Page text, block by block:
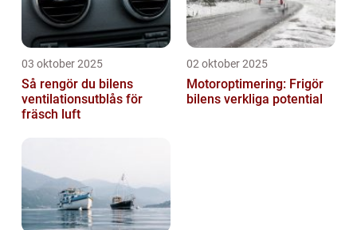
03 oktober 2025
Så rengör du bilens
ventilationsutblås för
fräsch luft
02 oktober 2025
Motoroptimering: Frigör
bilens verkliga potential